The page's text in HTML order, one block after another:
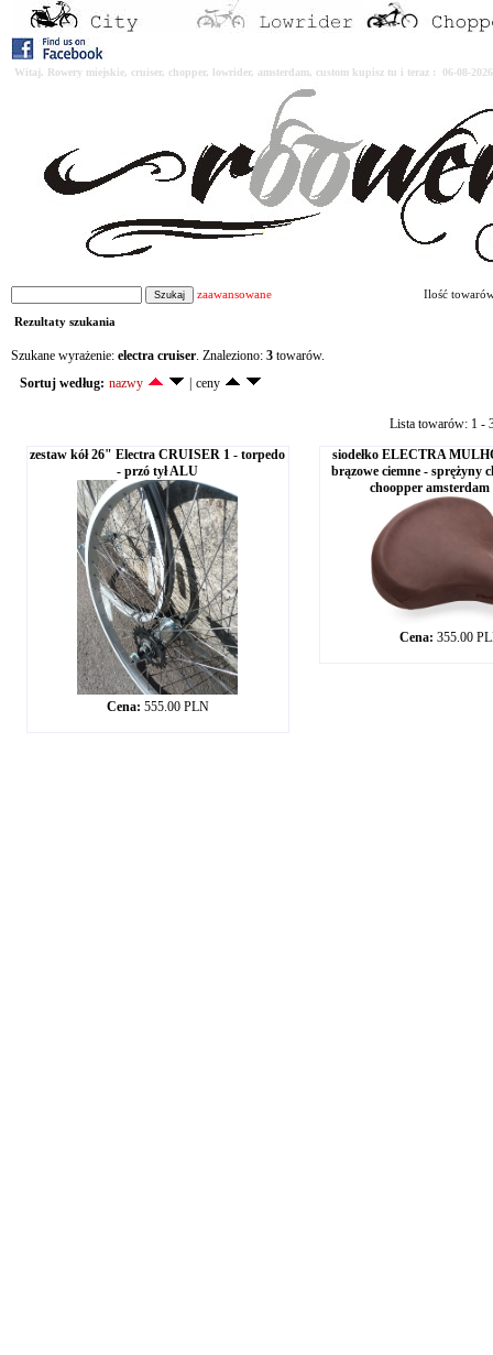
Witaj. Rowery miejskie, cruiser, chopper, lowrider, amsterdam, custom kupisz tu i teraz : 06-08-
zaawansowane Ilość
Rezultaty szukania
Szukane wyrażenie: electra cruiser. Znaleziono: 3 towarów.
Sortuj według: nazwy ceny
Lista towarów: 1 -
zestaw kół 26" Electra CRUISER 1 - torpedo
- przó tył ALU
Cena: 555.00 PLN
siodełko ELECTRA
brązowe ciemne - sprężyny
choopper amsterdam
Cena: 355.00